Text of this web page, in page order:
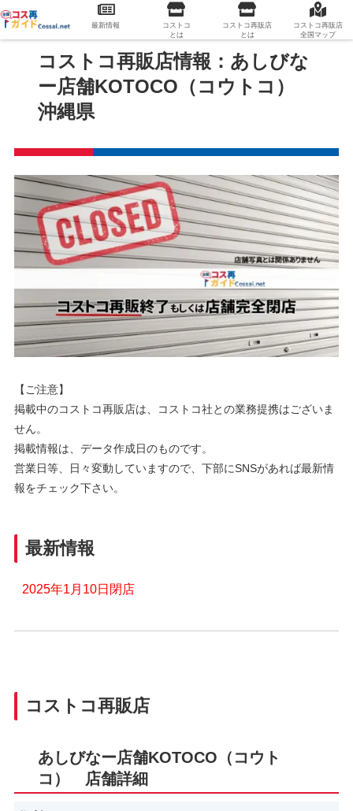
コストコ再販店情報：あしびな
ー店舗KOTOCO（コウトコ）
沖縄県
【ご注意】
掲載中のコストコ再販店は、コストコ社との業務提携はございま
せん。
掲載情報は、データ作成日のものです。
営業日等、日々変動していますので、下部にSNSがあれば最新情
報をチェック下さい。
最新情報
2025年1月10日閉店
コストコ再販店
あしびなー店舗KOTOCO（コウト
コ） 店舗詳細
最新情報
コストコ
とは
コストコ再販店
とは
コストコ再販店
全国マップ